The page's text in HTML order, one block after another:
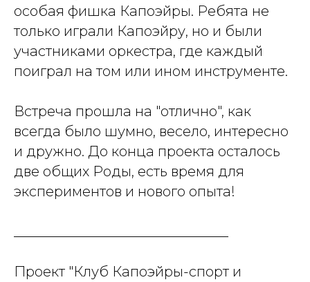
особая фишка Капоэйры. Ребята не
только играли Капоэйру, но и были
участниками оркестра, где каждый
поиграл на том или ином инструменте.
Встреча прошла на "отлично", как
всегда было шумно, весело, интересно
и дружно. До конца проекта осталось
две общих Роды, есть время для
экспериментов и нового опыта!
Проект "Клуб Капоэйры-спорт и